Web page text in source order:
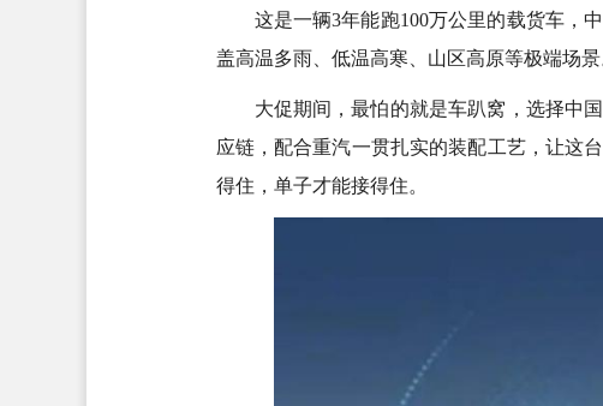
这是一辆3年能跑100万公里的载货车，
盖高温多雨、低温高寒、山区高原等极端场
大促期间，最怕的就是车趴窝，选择中
应链，配合重汽一贯扎实的装配工艺，让这
得住，单子才能接得住。